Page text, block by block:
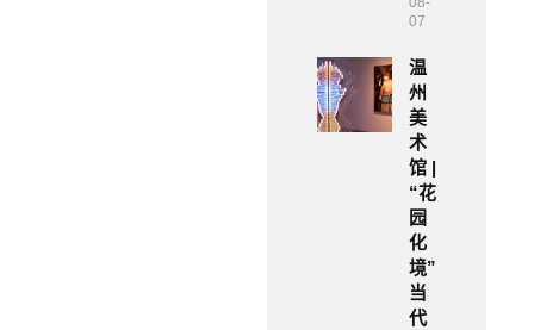
07
温
州
美
术
馆 |
“花
园
化
境”
当
代